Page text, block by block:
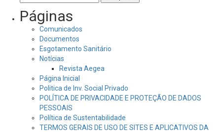
por:
Páginas
Comunicados
Documentos
Esgotamento Sanitário
Notícias
Revista Aegea
Página Inicial
Politica de Inv. Social Privado
POLÍTICA DE PRIVACIDADE E PROTEÇÃO DE DADOS
PESSOAIS
Política de Sustentabilidade
TERMOS GERAIS DE USO DE SITES E APLICATIVOS DA